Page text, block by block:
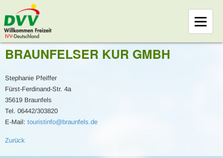
BRAUNFELSER KUR GMBH
Stephanie Pfeiffer
Fürst-Ferdinand-Str. 4a
35619 Braunfels
Tel. 06442/303820
E-Mail: touristinfo@braunfels.de
Zurück